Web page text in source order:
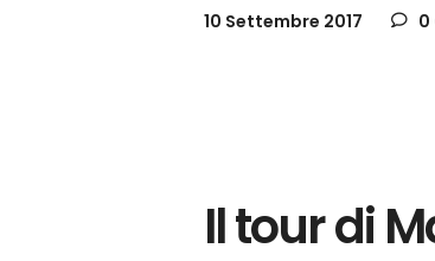
10 Settembre 2017 0
Il tour di